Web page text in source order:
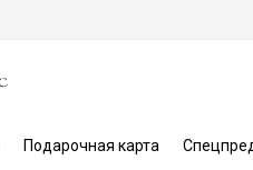
Подарочная карта